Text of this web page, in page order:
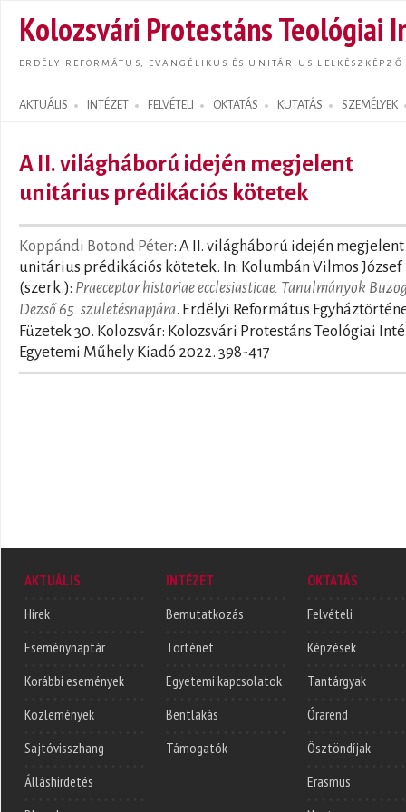
Kolozsvári Protestáns Teológiai
ERDÉLY REFORMÁTUS, EVANGÉLIKUS ÉS UNITÁRIUS LELKÉSZKÉPZŐ
AKTUÁLIS INTÉZET FELVÉTELI OKTATÁS KUTATÁS SZEMÉLYEK
Search form
A II. világháború idején megjelent
unitárius prédikációs kötetek
Koppándi Botond Péter: A II. világháború idején megjelent
unitárius prédikációs kötetek. In: Kolumbán Vilmos József
(szerk.): Praeceptor historiae ecclesiasticae. Tanulmányok
Dezső 65. születésnapjára. Erdélyi Református
Füzetek 30. Kolozsvár: Kolozsvári Protestáns Teológiai
Egyetemi Műhely Kiadó 2022. 398-417
AKTUÁLIS
Hírek
Eseménynaptár
Korábbi események
Közlemények
Sajtóvisszhang
Álláshirdetés
INTÉZET
Bemutatkozás
Történet
Egyetemi kapcsolatok
Bentlakás
Támogatók
OKTATÁS
Felvételi
Képzések
Tantárgyak
Órarend
Ösztöndíjak
Erasmus